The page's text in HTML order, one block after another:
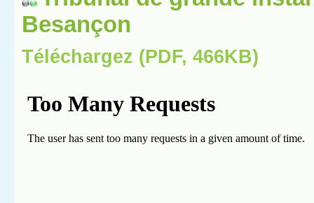
Besançon
Téléchargez (PDF, 466KB)